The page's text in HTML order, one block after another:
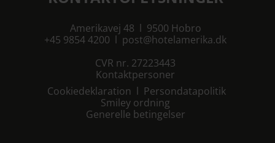
Amerikavej 48 l 9500 Hobro
+45 9854 4200 l post@hotelamerika.dk
CVR nr. 27223443
Kontaktpersoner
Cookiedeklaration l Persondatapolitik
Smiley ordning
Generelle betingelser